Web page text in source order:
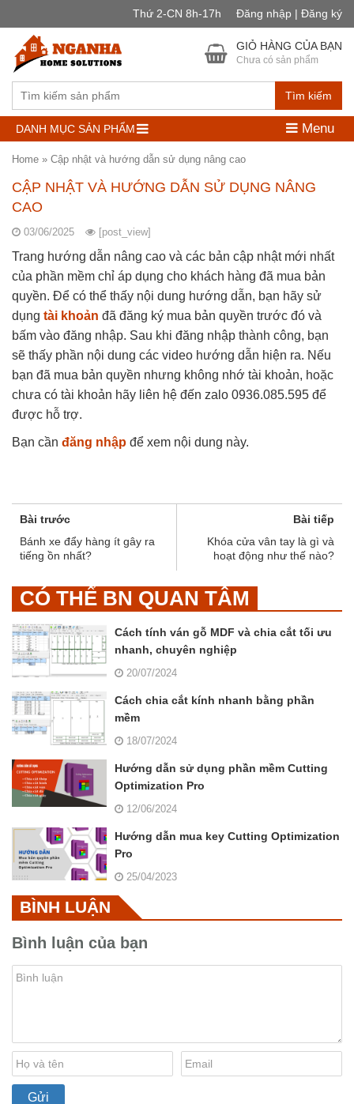
Thứ 2-CN 8h-17h Đăng nhập | Đăng ký
Tìm kiếm
GIỎ HÀNG CỦA BẠN
Chưa có sản phẩm
DANH MỤC SẢN PHẨM Menu
Home » Cập nhật và hướng dẫn sử dụng nâng cao
CẬP NHẬT VÀ HƯỚNG DẪN SỬ DỤNG NÂNG
CAO
03/06/2025 [post_view]
Trang hướng dẫn nâng cao và các bản cập nhật mới nhất
của phần mềm chỉ áp dụng cho khách hàng đã mua bản
quyền. Để có thể thấy nội dung hướng dẫn, bạn hãy sử
dụng tài khoản đã đăng ký mua bản quyền trước đó và
bấm vào đăng nhập. Sau khi đăng nhập thành công, bạn
sẽ thấy phần nội dung các video hướng dẫn hiện ra. Nếu
bạn đã mua bản quyền nhưng không nhớ tài khoản, hoặc
chưa có tài khoản hãy liên hệ đến zalo 0936.085.595 để
được hỗ trợ.
Bạn cần đăng nhập để xem nội dung này.
Bài trước
Bánh xe đẩy hàng ít gây ra
tiếng ồn nhất?
Bài tiếp
Khóa cửa vân tay là gì và
hoạt động như thế nào?
CÓ THỂ BN QUAN TÂM
Cách tính ván gỗ MDF và chia cắt tối ưu
nhanh, chuyên nghiệp
20/07/2024
Cách chia cắt kính nhanh bằng phần
mềm
18/07/2024
Hướng dẫn sử dụng phần mềm Cutting
Optimization Pro
12/06/2024
Hướng dẫn mua key Cutting Optimization
Pro
25/04/2023
BÌNH LUẬN
Bình luận của bạn